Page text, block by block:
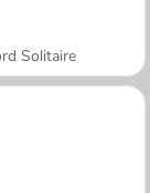
Solitaire